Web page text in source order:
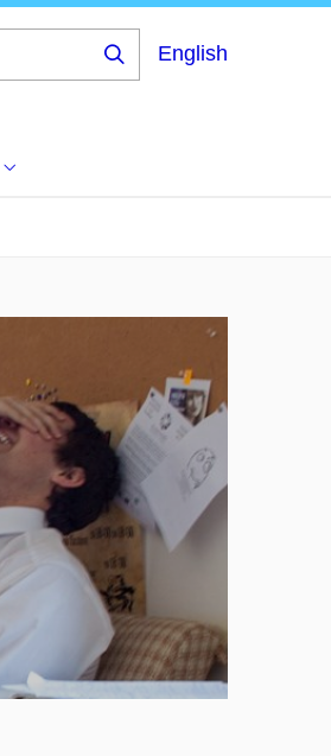
English